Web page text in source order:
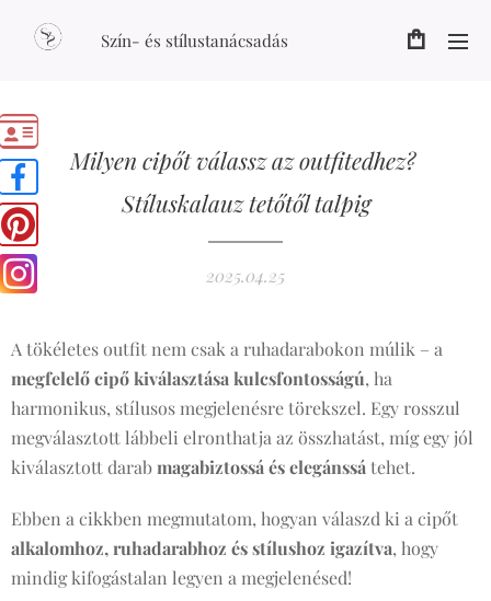
Szín- és stílustanácsadás
Milyen cipőt válassz az outfitedhez?
Stíluskalauz tetőtől talpig
2025.04.25
A tökéletes outfit nem csak a ruhadarabokon múlik – a
megfelelő cipő kiválasztása kulcsfontosságú, ha
harmonikus, stílusos megjelenésre törekszel. Egy rosszul
megválasztott lábbeli elronthatja az összhatást, míg egy jól
kiválasztott darabmagabiztossá és elegánssá tehet.
Ebben a cikkben megmutatom, hogyan válaszd ki a cipőt
alkalomhoz, ruhadarabhoz és stílushoz igazítva, hogy
mindig kifogástalan legyen a megjelenésed!